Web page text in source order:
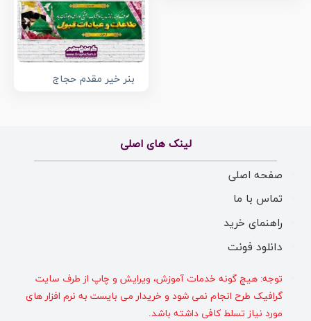
بنر خیر مقدم حجاج
لینک های اصلی
صفحه اصلی
تماس با ما
راهنمای خرید
دانلود فونت
توجه: هیچ گونه خدمات آموزش، ویرایش و چاپ از طرف سایت
گرافیک طرح انجام نمی شود و خریدار می بایست به نرم افزار های
مورد نیاز تسلط کافی داشته باشد.